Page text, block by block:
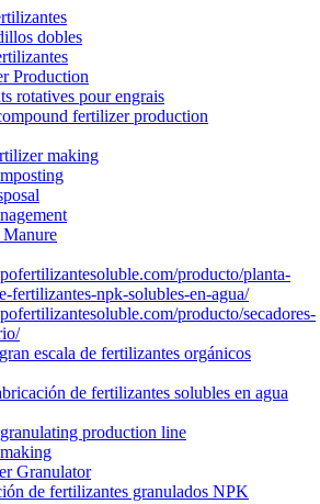
dobles
Production
rotatives pour engrais
fertilizer production
making
producto/planta-
fertilizantes-npk-solubles-en-agua/
producto/secadores-
escala de fertilizantes orgánicos
de fertilizantes solubles en agua
production line
Granulator
de fertilizantes granulados NPK